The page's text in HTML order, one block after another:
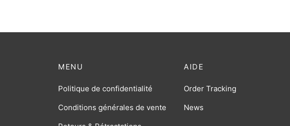
AIDE
Order Tracking
News
MENU
Politique de confidentialité
Conditions générales de vente